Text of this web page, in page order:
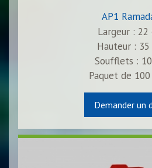
AP1
Largeur : 22
Hauteur :
Soufflets :
Paquet de 100
Demander un